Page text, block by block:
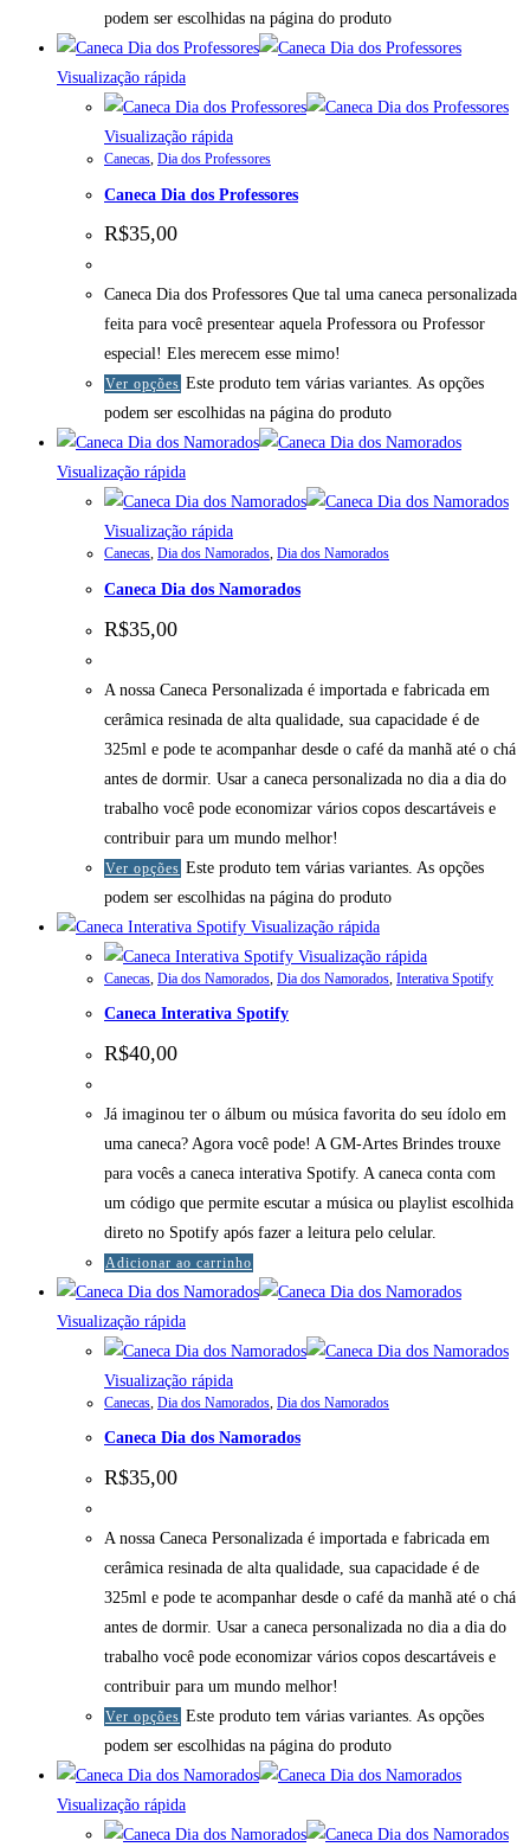
podem ser escolhidas na página do produto
Visualização rápida
Visualização rápida
Canecas, Dia dos Professores
Caneca Dia dos Professores
R$35,00
Caneca Dia dos Professores Que tal uma caneca personalizada
feita para você presentear aquela Professora ou Professor
especial! Eles merecem esse mimo!
Ver opções Este produto tem várias variantes. As opções
podem ser escolhidas na página do produto
Visualização rápida
Visualização rápida
Canecas, Dia dos Namorados, Dia dos Namorados
Caneca Dia dos Namorados
R$35,00
A nossa Caneca Personalizada é importada e fabricada em
cerâmica resinada de alta qualidade, sua capacidade é de
325ml e pode te acompanhar desde o café da manhã até o chá
antes de dormir. Usar a caneca personalizada no dia a dia do
trabalho você pode economizar vários copos descartáveis e
contribuir para um mundo melhor!
Ver opções Este produto tem várias variantes. As opções
podem ser escolhidas na página do produto
Visualização rápida
Visualização rápida
Canecas Dia dos Namorados Dia dos Namorados Interativa Spotify
Caneca Interativa Spotify
R$40,00
Já imaginou ter o álbum ou música favorita do seu ídolo em
uma caneca? Agora você pode! A GM-Artes Brindes trouxe
para vocês a caneca interativa Spotify. A caneca conta com
um código que permite escutar a música ou playlist escolhida
direto no Spotify após fazer a leitura pelo celular.
Adicionar ao carrinho
Visualização rápida
Visualização rápida
Canecas Dia dos Namorados Dia dos Namorados
Caneca Dia dos Namorados
R$35,00
A nossa Caneca Personalizada é importada e fabricada em
cerâmica resinada de alta qualidade, sua capacidade é de
325ml e pode te acompanhar desde o café da manhã até o chá
antes de dormir. Usar a caneca personalizada no dia a dia do
trabalho você pode economizar vários copos descartáveis e
contribuir para um mundo melhor!
Ver opções Este produto tem várias variantes. As opções
podem ser escolhidas na página do produto
Visualização rápida